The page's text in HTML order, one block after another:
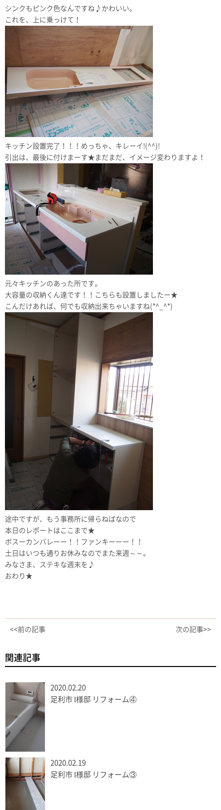
シンクもピンク色なんですね♪かわいい。
これを、上に乗っけて！
キッチン設置完了！！！めっちゃ、キレーイ!(^^)!
引出は、最後に付けまーす★まだまだ、イメージ変わりますよ！
元々キッチンのあった所です。
大容量の収納くん達です！！こちらも設置しましたー★
こんだけあれば、何でも収納出来ちゃいますね(*^_^*)
途中ですが、もう事務所に帰らねばなので
本日のレポートはここまで★
ボスーカンバレーー！！ファンキーーー！！
土日はいつも通りお休みなのでまた来週～～。
みなさま、ステキな週末を♪
おわり★
<<前の記事 次の記事>>
関連記事
2020.02.20
足利市 I様邸 リフォーム④
2020.02.19
足利市 I様邸 リフォーム③